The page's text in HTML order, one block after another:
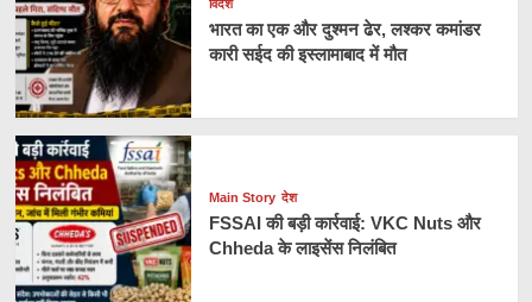
विदेश
भारत का एक और दुश्मन ढेर, लश्कर कमांडर
कारी सईद की इस्लामाबाद में मौत
Main Story देश
FSSAI की बड़ी कार्रवाई: VKC Nuts और
Chheda के लाइसेंस निलंबित